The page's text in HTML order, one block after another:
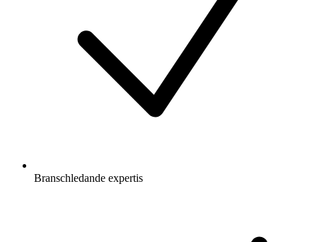
Branschledande expertis